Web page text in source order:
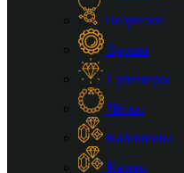
Подвески
Броши
Сувениры
Чётки
Кабошоны
Камни